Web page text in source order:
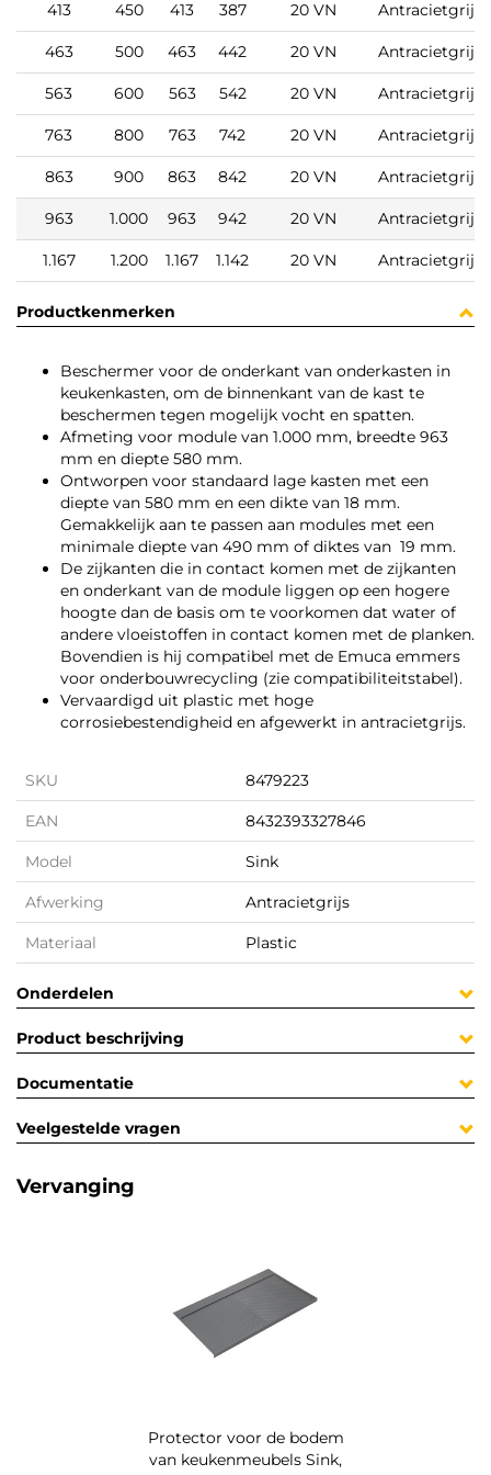
413 450 413 387 20 VN Antracietgrijs
463 500 463 442 20 VN Antracietgrijs
563 600 563 542 20 VN Antracietgrijs
763 800 763 742 20 VN Antracietgrijs
863 900 863 842 20 VN Antracietgrijs
963 1.000 963 942 20 VN Antracietgrijs
1.167 1.200 1.167 1.142 20 VN Antracietgrijs
Productkenmerken
Beschermer voor de onderkant van onderkasten in
keukenkasten, om de binnenkant van de kast te
beschermen tegen mogelijk vocht en spatten.
Afmeting voor module van 1.000 mm, breedte 963
mm en diepte 580 mm.
Ontworpen voor standaard lage kasten met een
diepte van 580 mm en een dikte van 18 mm.
Gemakkelijk aan te passen aan modules met een
minimale diepte van 490 mm of diktes van 19 mm.
De zijkanten die in contact komen met de zijkanten
en onderkant van de module liggen op een hogere
hoogte dan de basis om te voorkomen dat water of
andere vloeistoffen in contact komen met de planken.
Bovendien is hij compatibel met de Emuca emmers
voor onderbouwrecycling (zie compatibiliteitstabel).
Vervaardigd uit plastic met hoge
corrosiebestendigheid en afgewerkt in antracietgrijs.
SKU 8479223
EAN 8432393327846
Model Sink
Afwerking Antracietgrijs
Materiaal Plastic
Onderdelen
Product beschrijving
Documentatie
Veelgestelde vragen
Vervanging
Protector voor de bodem
van keukenmeubels Sink,